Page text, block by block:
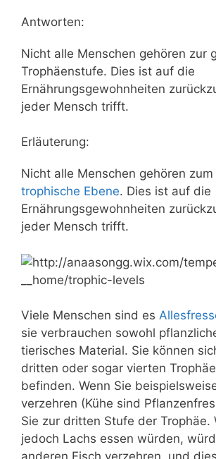
Antworten:
Nicht alle Menschen gehören zur
Trophäenstufe. Dies ist auf die
Ernährungsgewohnheiten
jeder Mensch trifft.
Erläuterung:
Nicht alle Menschen gehören
trophische Ebene. Dies ist auf die
Ernährungsgewohnheiten
jeder Mensch trifft.
Viele Menschen sind es
sie verbrauchen sowohl
tierisches Material. Sie können
dritten oder sogar vierten
befinden. Wenn Sie
verzehren (Kühe sind
Sie zur dritten Stufe der Trophäe.
jedoch Lachs essen würden,
anderen Fisch verzehren, und